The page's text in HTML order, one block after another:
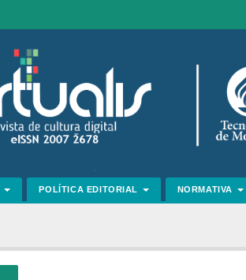
POLÍTICA EDITORIAL NORMATIVA